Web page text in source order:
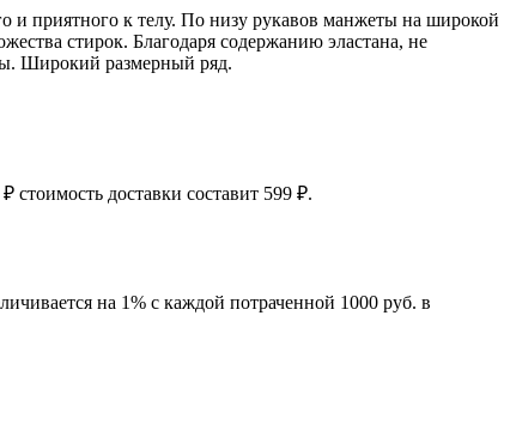
и приятного к телу. По низу рукавов манжеты на широкой
стирок. Благодаря содержанию эластана, не
Широкий размерный ряд.
доставки составит 599 ₽.
на 1% с каждой потраченной 1000 руб. в